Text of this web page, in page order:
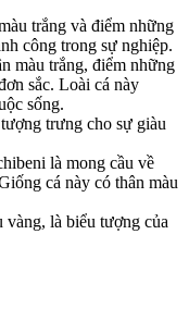
trắng và điểm những
công trong sự nghiệp.
màu trắng, điểm những
sắc. Loài cá này
sống.
trưng cho sự giàu
là mong cầu về
cá này có thân màu
vàng, là biểu tượng của